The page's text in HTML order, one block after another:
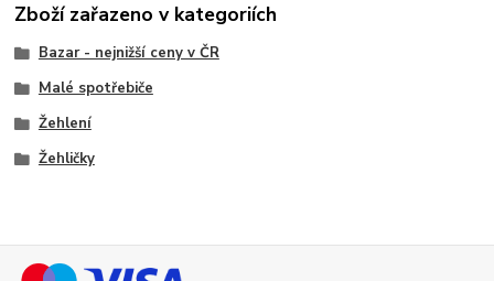
Zboží zařazeno v kategoriích
Bazar - nejnižší ceny v ČR
Malé spotřebiče
Žehlení
Žehličky